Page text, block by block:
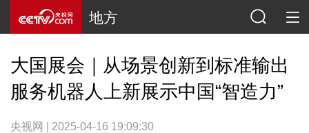
地方
大国展会｜从场景创新到标准输出
服务机器人上新展示中国“智造力”
央视网 | 2025-04-16 19:09:30